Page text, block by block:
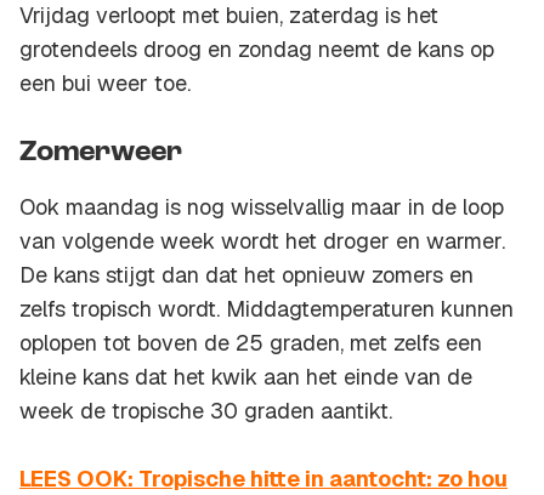
Vrijdag verloopt met buien, zaterdag is het
grotendeels droog en zondag neemt de kans op
een bui weer toe.
Zomerweer
Ook maandag is nog wisselvallig maar in de loop
van volgende week wordt het droger en warmer.
De kans stijgt dan dat het opnieuw zomers en
zelfs tropisch wordt. Middagtemperaturen kunnen
oplopen tot boven de 25 graden, met zelfs een
kleine kans dat het kwik aan het einde van de
week de tropische 30 graden aantikt.
LEES OOK: Tropische hitte in aantocht: zo hou